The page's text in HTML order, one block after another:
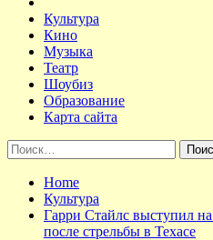
Культура
Кино
Музыка
Театр
Шоубиз
Образование
Карта сайта
Найти:
Home
Культура
Гарри Стайлс выступил
после стрельбы в Техасе